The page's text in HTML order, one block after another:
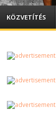
KÖZVETÍTÉS